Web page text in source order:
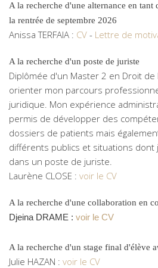
A la recherche d'une alternance en
la rentrée de septembre 2026
Anissa TERFAIA : CV - Lettre de
A la recherche d'un poste de juriste
Diplômée d'un Master 2 en Droit de
orienter mon parcours
juridique. Mon expérience
permis de développer des
dossiers de patients mais
différents publics et situations
dans un poste de juriste.
Laurène CLOSE : voir le CV
A la recherche d'une collaboration en
Djeina DRAME : voir le CV
A la recherche d'un stage final d'élève
Julie HAZAN : voir le CV